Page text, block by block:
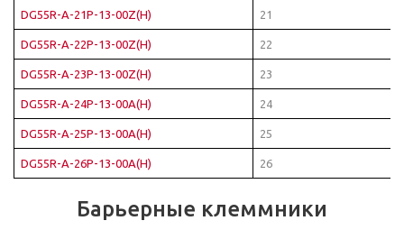
DG55R-A-21P-13-00Z(H) 21
DG55R-A-22P-13-00Z(H) 22
DG55R-A-23P-13-00Z(H) 23
DG55R-A-24P-13-00A(H) 24
DG55R-A-25P-13-00A(H) 25
DG55R-A-26P-13-00A(H) 26
Барьерные клеммники